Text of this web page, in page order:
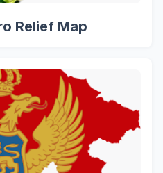
Relief Map